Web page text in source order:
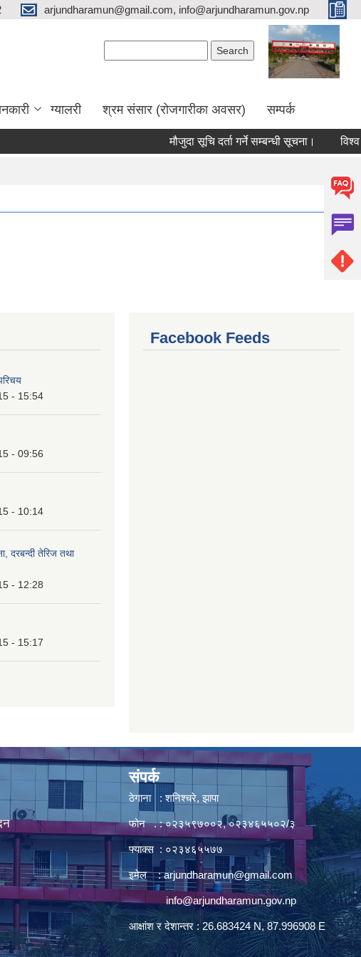
arjundharamun@gmail.com, info@arjundharamun.gov.np
ग्यालरी श्रम संसार (रोजगारीका अवसर) सम्पर्क
मौजुदा सूचि दर्ता गर्ने सम्बन्धी सूचना। विश्व
- 15:54
- 09:56
- 10:14
दरबन्दी तेरिज तथा
- 12:28
- 15:17
Facebook Feeds
संपर्क
ठेगाना : शनिश्चरे, झापा
फोन . : ०२३५९७००२, ०२३४६५५०२/३
फ्याक्स : ०२३४६५५७७
इमेल :arjundharamun@gmail.com
info@arjundharamun.gov.np
आक्षांश र देशान्तर : 26.683424 N, 87.996908 E